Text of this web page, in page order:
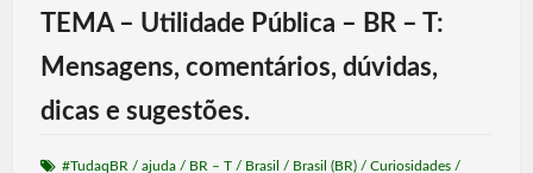
TEMA – Utilidade Pública – BR – T:
Mensagens, comentários, dúvidas,
dicas e sugestões.
#TudaqBR / ajuda/ BR – T/ Brasil / Brasil (BR)/ Curiosidades/